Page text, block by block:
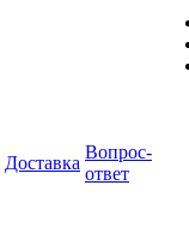
Доставка
Вопрос-
ответ